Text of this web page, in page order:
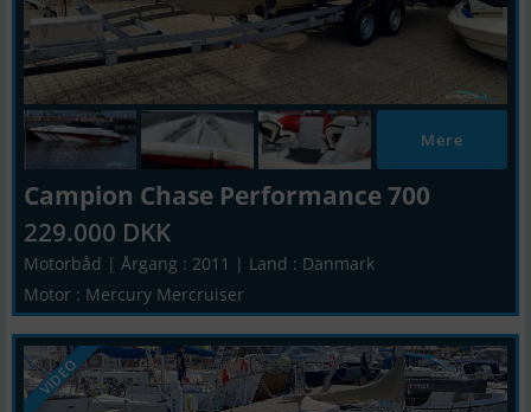
Mere
Campion Chase Performance 700
229.000 DKK
Motorbåd | Årgang : 2011 | Land : Danmark
Motor : Mercury Mercruiser
VIDEO